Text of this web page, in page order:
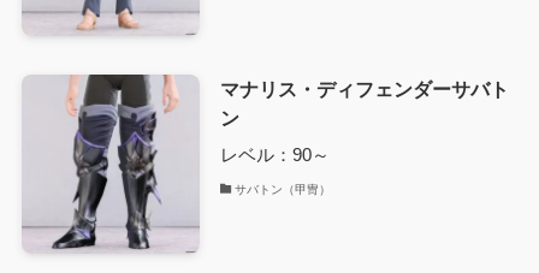
マナリス・ディフェンダーサバト
ン
レベル：90～
サバトン（甲冑）